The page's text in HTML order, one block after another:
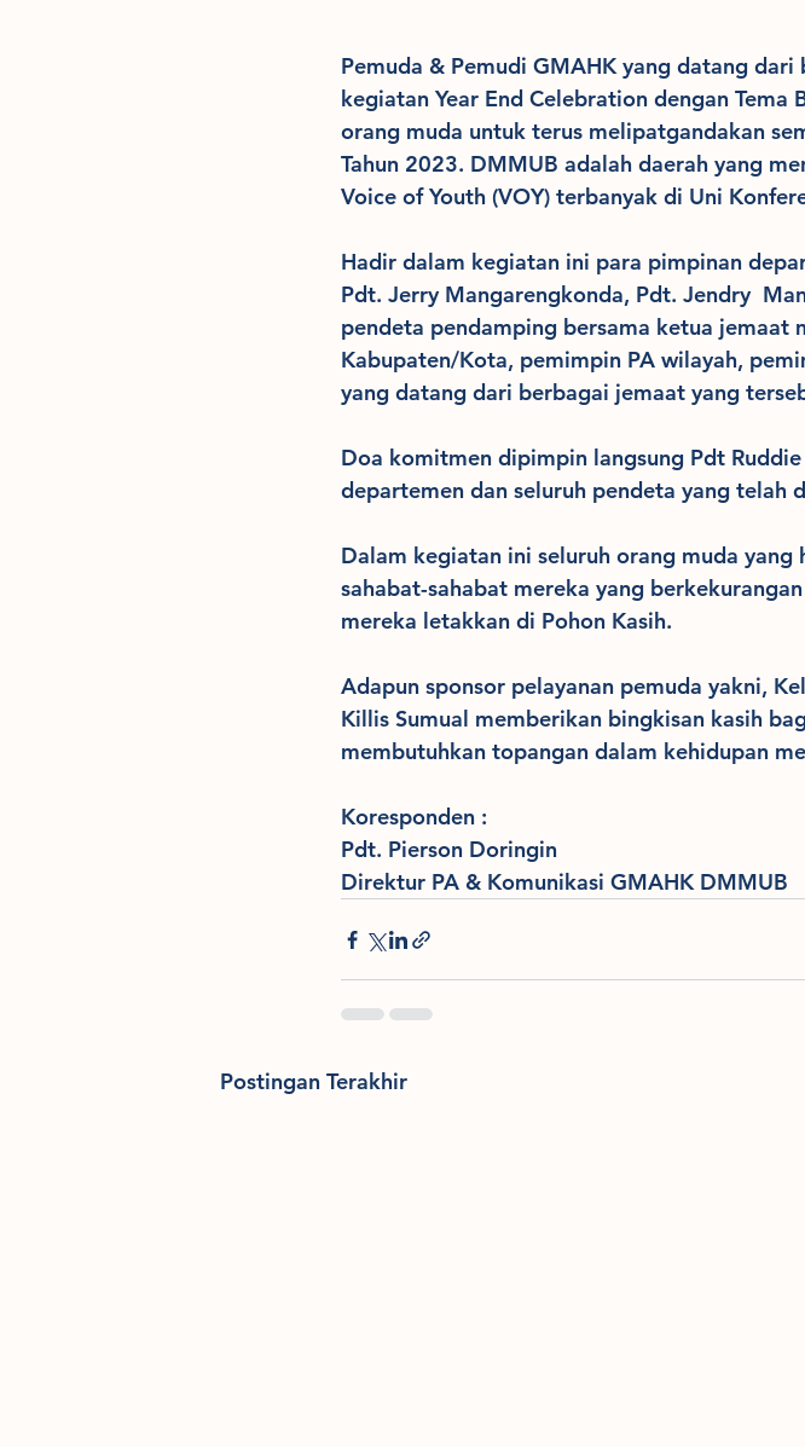
Pemuda & Pemudi GMAHK yang datang
kegiatan Year End Celebration dengan Tema
orang muda untuk terus melipatgandakan
Tahun 2023. DMMUB adalah daerah yang
Voice of Youth (VOY) terbanyak di Uni
Hadir dalam kegiatan ini para pimpinan
Pdt. Jerry Mangarengkonda, Pdt. Jendry
pendeta pendamping bersama ketua jemaat
Kabupaten/Kota, pemimpin PA wilayah,
yang datang dari berbagai jemaat yang
Doa komitmen dipimpin langsung Pdt
departemen dan seluruh pendeta yang telah
Dalam kegiatan ini seluruh orang muda
sahabat-sahabat mereka yang
mereka letakkan di Pohon Kasih.
Adapun sponsor pelayanan pemuda yakni,
Killis Sumual memberikan bingkisan kasih
membutuhkan topangan dalam kehidupan
Koresponden :
Pdt. Pierson Doringin
Direktur PA & Komunikasi GMAHK DMMUB
Postingan Terakhir